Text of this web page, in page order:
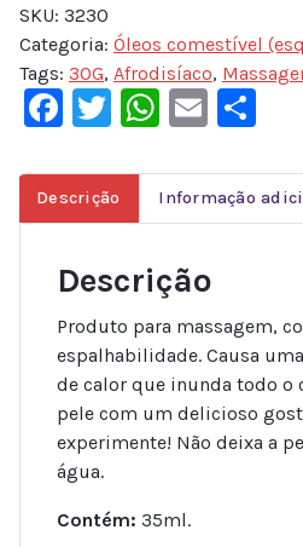
SKU: 3230
Categoria: Óleos comestível
Tags: 30G, Afrodisíaco,
Facebook
TwitterEmail
Descrição Informação
Descrição
Produto para massagem,
espalhabilidade. Causa
de calor que inunda todo o
pele com um delicioso
experimente! Não deixa a
água.
Contém: 35ml.